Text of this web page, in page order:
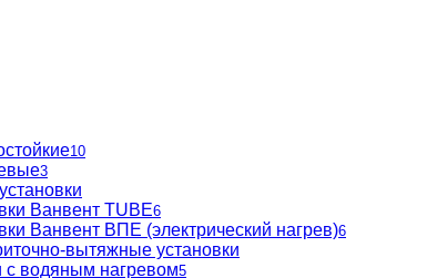
10
3
Ванвент TUBE6
Ванвент ВПЕ (электрический нагрев)6
вытяжные установки
с водяным нагревом5